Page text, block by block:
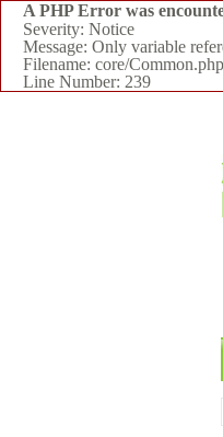
A PHP Error was
Severity: Notice
Message: Only variable
Filename: core/Common.php
Line Number: 239